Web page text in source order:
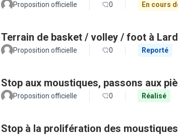
Proposition officielle 0 En cours
Terrain de basket / volley / foot à
Proposition officielle 0 Reporté
Stop aux moustiques, passons aux
Proposition officielle 0 Réalisé
Stop à la prolifération des